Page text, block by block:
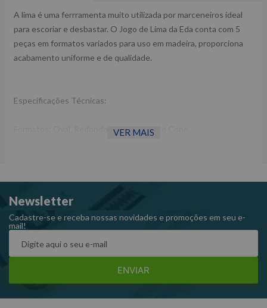
A lima é uma ferrramenta muito utilizada por marceneiros ideal
para escoriar e desbastar. O Jogo de Lima da Eda conta com 5
peças em formatos variados para uso em madeira, proporciona
acabamento uniforme e de qualidade.
Especificações Técnicas:
Formatos: Oval, Redondo, Reto, Cônico e Cone.
VER MAIS
Newsletter
Cadastre-se e receba nossas novidades e promoções em seu e-
mail!
ENVIAR